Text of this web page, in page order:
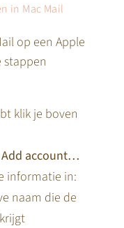
in Mac Mail
op een Apple
klik je boven
Add account…
informatie in:
naam die de